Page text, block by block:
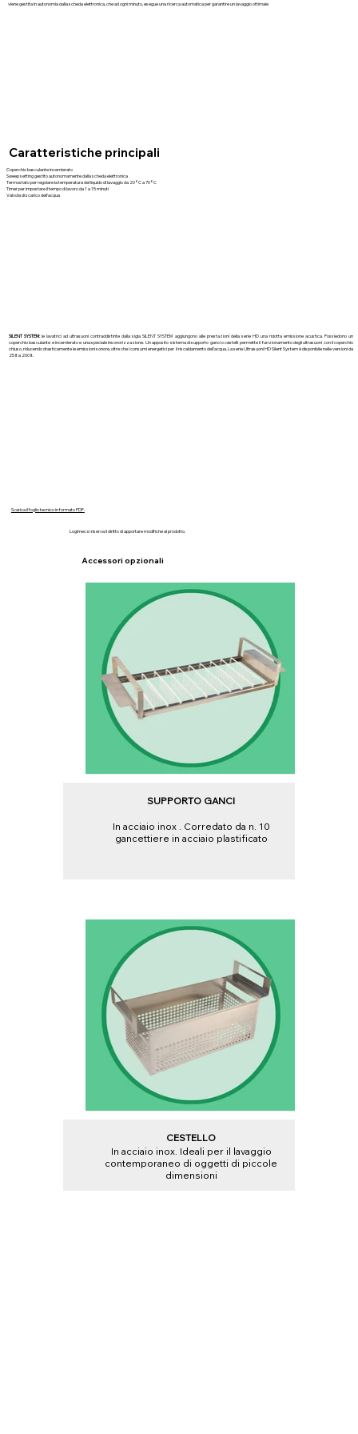
viene gestita in autonomia dalla scheda elettronica, che ad ogni minuto, esegue una ricerca automatica per garantire un lavaggio ottimale
Caratteristiche principali
Coperchio basculante incernierato
Sweep setting gestito autonomamente dalla scheda elettronica
Termostato per regolare la temperatura del liquido di lavaggio da 20°C a 70°C
Timer per impostare il tempo di lavoro da 1 a 15 minuti
Valvola di scarico dell'acqua
SILENT SYSTEM:le lavatrici ad ultrasuoni contraddistinte dalla sigla SILENT SYSTEM aggiungono alle prestazioni della serie HD una ridotta emissione acustica. Possiedono un
coperchio basculante e incernierato e una speciale insonorizzazione. Un apposito sistema di supporto ganci o cestelli permette il funzionamento degli ultrasuoni con il coperchio
chiuso, riducendo drasticamente le emissioni sonore, oltre che i consumi energetici per il riscaldamento dell'acqua. La serie Ultrasuoni HD Silent System è disponibile nelle versioni da
25 lt a 200 lt.
Scarica il foglio tecnico in formato PDF.
Logimec si riserva il diritto di apportare modifiche al prodotto.
Accessori opzionali
SUPPORTO GANCI
In acciaio inox . Corredato da n. 10
gancettiere in acciaio plastificato
CESTELLO
In acciaio inox. Ideali per il lavaggio
contemporaneo di oggetti di piccole
dimensioni